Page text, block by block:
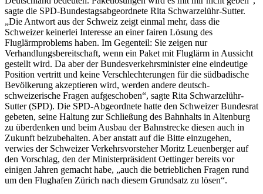
sagte die SPD-Bundestagsabgeordnete Rita Schwarzelühr-Sutter.
„Die Antwort aus der Schweiz zeigt einmal mehr, dass die
Schweizer keinerlei Interesse an einer fairen Lösung des
Fluglärmproblems haben. Im Gegenteil: Sie zeigen nur
Verhandlungsbereitschaft, wenn ein Paket mit Fluglärm in Aussicht
gestellt wird. Da aber der Bundesverkehrsminister eine eindeutige
Position vertritt und keine Verschlechterungen für die südbadische
Bevölkerung akzeptieren wird, werden andere deutsch-
schweizerische Fragen aufgeschoben“, sagte Rita Schwarzelühr-
Sutter (SPD). Die SPD-Abgeordnete hatte den Schweizer Bundesrat
gebeten, seine Haltung zur Schließung des Bahnhalts in Altenburg
zu überdenken und beim Ausbau der Bahnstrecke diesen auch in
Zukunft beizubehalten. Aber anstatt auf die Bitte einzugehen,
verwies der Schweizer Verkehrsvorsteher Moritz Leuenberger auf
den Vorschlag, den der Ministerpräsident Oettinger bereits vor
einigen Jahren gemacht habe, „auch die betrieblichen Fragen rund
um den Flughafen Zürich nach diesem Grundsatz zu lösen“.